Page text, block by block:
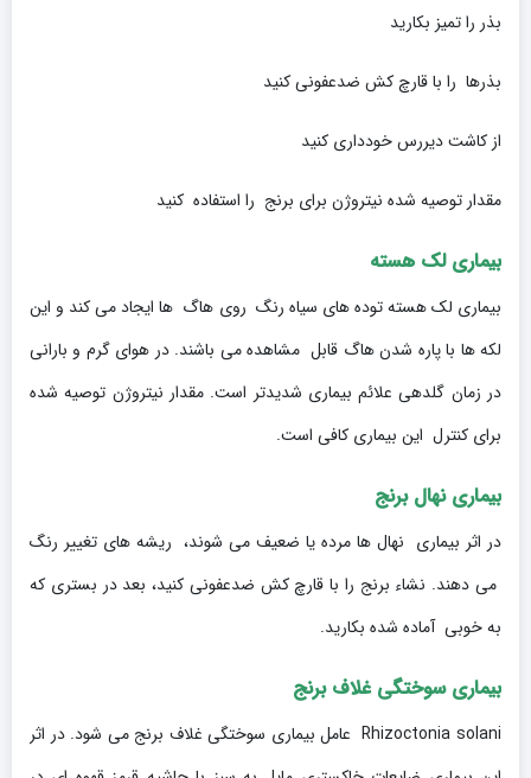
بذر را تمیز بکارید
بذرها را با قارچ کش ضدعفونی کنید
از کاشت دیررس خودداری کنید
مقدار توصیه شده نیتروژن برای برنج را استفاده کنید
بیماری لک هسته
بیماری لک هسته توده های سیاه رنگ روی هاگ ها ایجاد می کند و این
لکه ها با پاره شدن هاگ قابل مشاهده می باشند. در هوای گرم و بارانی
در زمان گلدهی علائم بیماری شدیدتر است. مقدار نیتروژن توصیه شده
برای کنترل این بیماری کافی است.
بیماری نهال برنج
در اثر بیماری نهال ها مرده یا ضعیف می شوند، ریشه های تغییر رنگ
می دهند. نشاء برنج را با قارچ کش ضدعفونی کنید، بعد در بستری که
به خوبی آماده شده بکارید.
بیماری سوختگی غلاف برنج
Rhizoctonia solani عامل بیماری سوختگی غلاف برنج می شود. در اثر